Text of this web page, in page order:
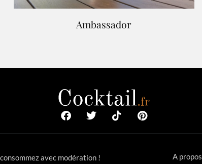
Ambassador
avec modération ! A propos